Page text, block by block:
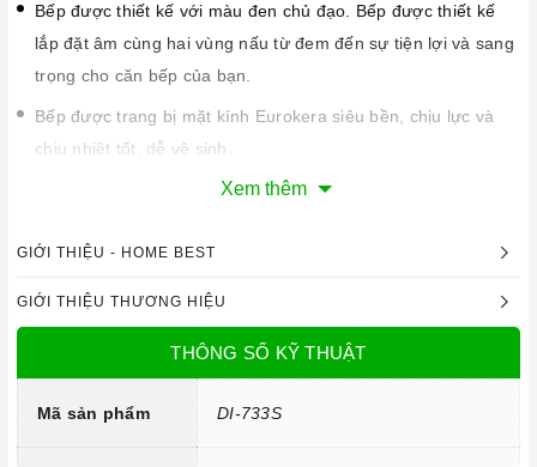
Bếp được thiết kế với màu đen chủ đạo. Bếp được thiết kế
lắp đặt âm cùng hai vùng nấu từ đem đến sự tiện lợi và sang
trọng cho căn bếp của bạn.
Bếp được trang bị mặt kính Eurokera siêu bền, chịu lực và
chịu nhiệt tốt, dễ vệ sinh.
Công nghệ INVERTER tiết kiệm 35% điện năng.
Trang bị 9 dải công suất nấu.
Xem thêm
GIỚI THIỆU - HOME BEST
GIỚI THIỆU THƯƠNG HIỆU
THÔNG SỐ KỸ THUẬT
Mã sản phẩm DI-733S